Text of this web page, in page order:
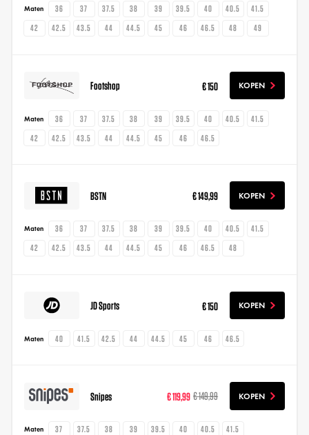
Maten 36 37 37.5 38 39 39.5 40 40.5
41.5
42
42.5 43.5 44 44.5 45 46 46.5 48 49
Footshop € 150 KOPEN
Maten 36 37 37.5 38 39 39.5 40 40.5
41.5
42
42.5 43.5 44 44.5 45 46 46.5
BSTN € 149,99 KOPEN
Maten 36 37 37.5 38 39 39.5 40 40.5
41.5
42
42.5 43.5 44 44.5 45 46 46.5 48
JD Sports € 150 KOPEN
Maten 40 41.5 42.5 44 44.5 45 46 46.5
Snipes € 119,99 € 149,99 KOPEN
Maten 37 37.5 38 39 39.5 40 40.5 41.5